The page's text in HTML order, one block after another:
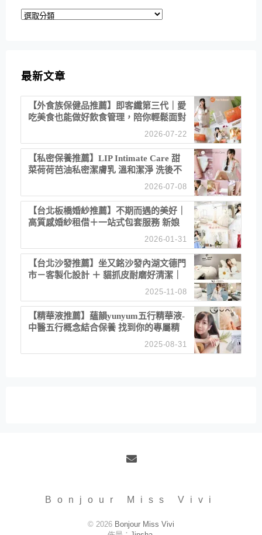
分
最新文章
【外食族保健品推薦】即客纖第三代｜愛
吃美食也能做好飲食管理，陪你輕鬆面對
2026-07-22
【私密保養推薦】LIP Intimate Care 甜
菜荷荷芭油私密潔膚乳 溫和潔淨 洗後不
2026-07-08
【台北板橋婚紗推薦】不期而遇的美好｜
高質感婚紗租借＋一站式包套服務 新娘
2026-01-31
【台北沙發推薦】坐又銘沙發內湖文德門
市－客製化設計 ＋ 貓抓皮耐磨好清潔｜
直營直銷、價格透明 高CP值打造夢想
2025-11-08
【精華液推薦】蘊韻yunyum五行精華液-
中醫五行概念結合保養 找到你的專屬精
華！ 水㊀土㊀就選「潤・賦精華」維持
2025-08-31
Bonjour Miss Vivi
© 2026 Bonjour Miss Vivi